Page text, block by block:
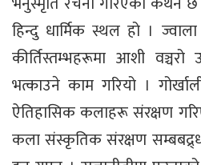
हिन्दु धार्मिक स्थल हो ।
कीर्तिस्तम्भहरूमा आशी
भत्काउने काम गरियो ।
ऐतिहासिक कलाहरू संरक्षण
कला संस्कृतिक संरक्षण